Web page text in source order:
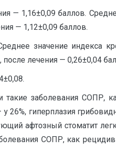
— 1,16±0,09 баллов.
— 1,12±0,09 баллов.
значение индекса
лечения — 0,26±0,04
такие заболевания СОПР,
26%, гиперплазия
афтозный стоматит
СОПР, как